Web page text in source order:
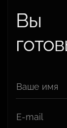
Вы
Ваше имя
E-mail